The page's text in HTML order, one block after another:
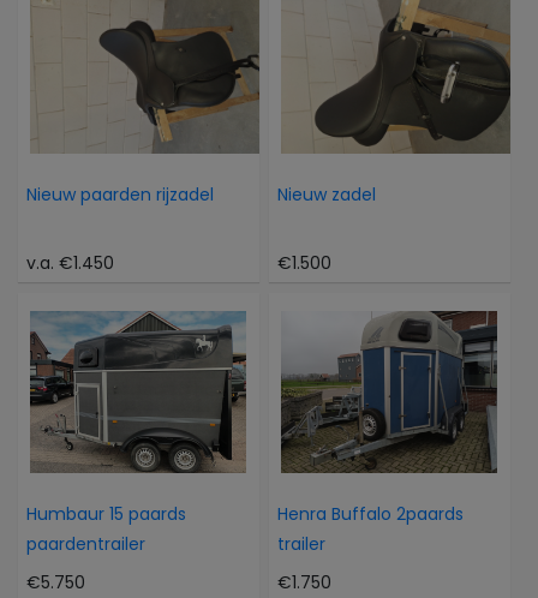
Nieuw paarden rijzadel
v.a. €1.450
Nieuw zadel
€1.500
Humbaur 15 paards
paardentrailer
€5.750
Henra Buffalo 2paards
trailer
€1.750